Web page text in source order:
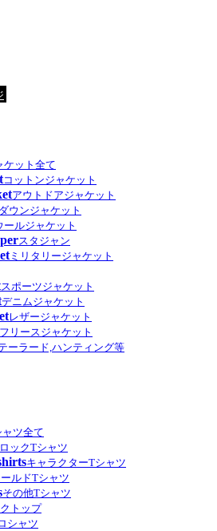
ケット全て
コットンジャケット
アウトドアジャケット
ウンジャケット
ールジャケット
スタジャン
ミリタリージャケット
スポーツジャケット
デニムジャケット
レザージャケット
フリースジャケット
ーラード,ハンティング等
ャツ全て
ロックTシャツ
キャラクターTシャツ
ルドTシャツ
その他Tシャツ
トップ
シャツ